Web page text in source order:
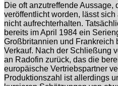
Die oft anzutreffende Aussage,
veröffentlicht worden, lässt
nicht aufrechterhalten.
bereits im April 1984 ein
Großbritannien und Frankreich
Verkauf. Nach der Schließung
an Radofin zurück, das die
europäische Vertriebspartner
Produktionszahl ist allerdings